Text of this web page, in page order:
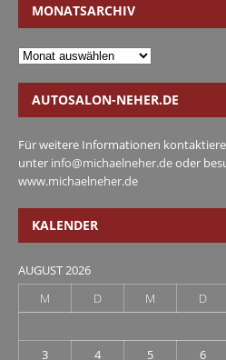
MONATSARCHIV
AUTOSALON-NEHER.DE
Für weitere Informationen
unter info@michaelneher.deoder
www.michaelneher.de
KALENDER
AUGUST 2026
M
D M D
3
4 5 6